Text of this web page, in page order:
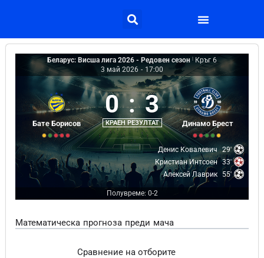
Беларус: Висша лига 2026 - Редовен сезон
Кръг 6
3 май 2026 - 17:00
Бате Борисов
0 : 3
КРАЕН РЕЗУЛТАТ Динамо Брест
Денис Ковалевич
29'
Кристиан Интсоен 33'
Алексей Лаврик
55'
Полувреме: 0-2
Математическа прогноза преди мача
Сравнение на отборите